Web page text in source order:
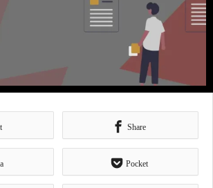
Share
Pocket